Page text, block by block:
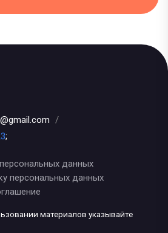
/
;
данных
персональных данных
материалов указывайте